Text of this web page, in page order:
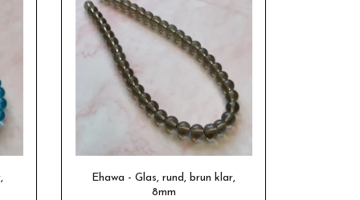
Ehawa - Glas, rund, brun klar,
8mm